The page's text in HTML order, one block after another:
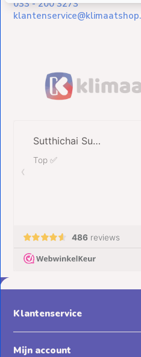
033 - 200 3273
Klantenservice
Mijn account